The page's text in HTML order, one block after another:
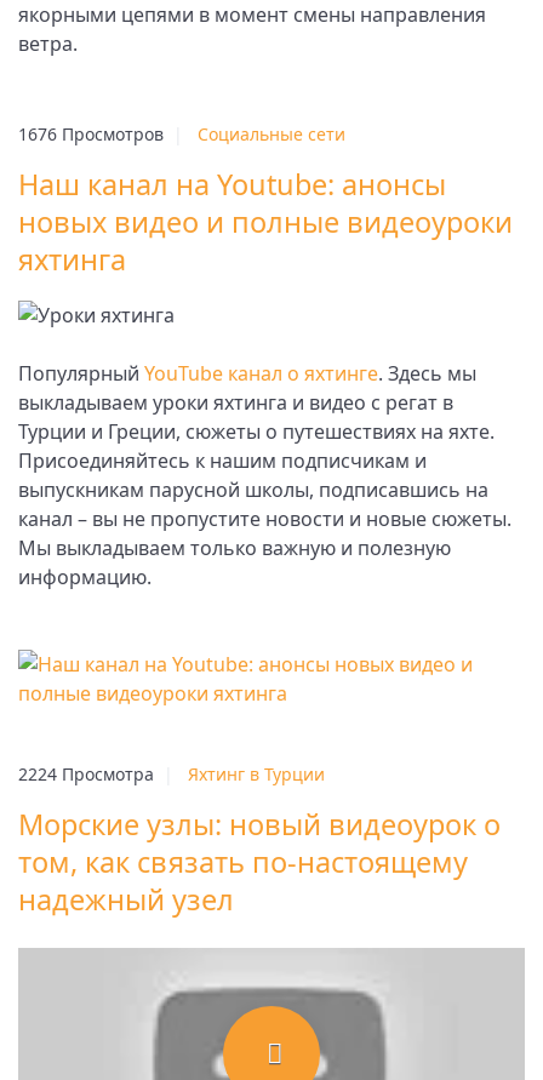
якорными цепями в момент смены направления
ветра.
1676 Просмотров Социальные сети
Наш канал на Youtube: анонсы
новых видео и полные видеоуроки
яхтинга
Популярный YouTube канал о яхтинге. Здесь мы
выкладываем уроки яхтинга и видео с регат в
Турции и Греции, сюжеты о путешествиях на яхте.
Присоединяйтесь к нашим подписчикам и
выпускникам парусной школы, подписавшись на
канал – вы не пропустите новости и новые сюжеты.
Мы выкладываем только важную и полезную
информацию.
2224 Просмотра Яхтинг в Турции
Морские узлы: новый видеоурок о
том, как связать по-настоящему
надежный узел